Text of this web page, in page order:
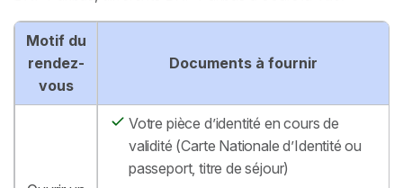
Motif du
rendez-
vous
Documents à fournir
Votre pièce d’identité en cours de
validité (Carte Nationale d’Identité ou
passeport, titre de séjour)